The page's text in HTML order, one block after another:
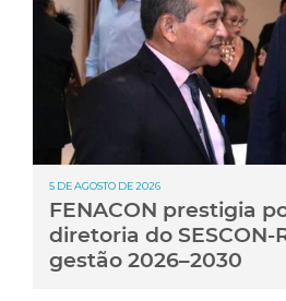
5 DE AGOSTO DE 2026
FENACON prestigia
diretoria do SESCON-
gestão 2026–2030